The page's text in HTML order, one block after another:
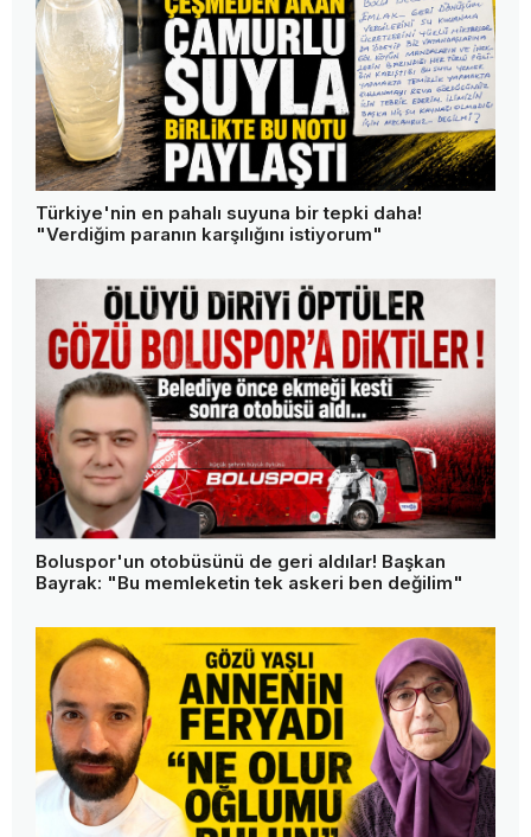
Türkiye'nin en pahalı suyuna bir tepki daha!
"Verdiğim paranın karşılığını istiyorum"
Boluspor'un otobüsünü de geri aldılar! Başkan
Bayrak: "Bu memleketin tek askeri ben değilim"